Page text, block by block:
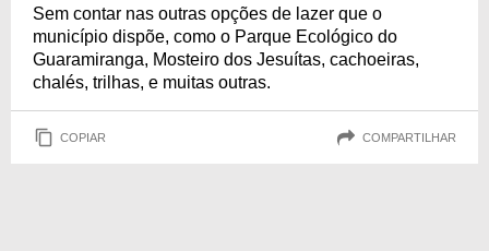
Sem contar nas outras opções de lazer que o
município dispõe, como o Parque Ecológico do
Guaramiranga, Mosteiro dos Jesuítas, cachoeiras,
chalés, trilhas, e muitas outras.
COPIAR COMPARTILHAR